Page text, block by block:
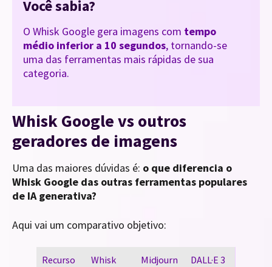
Você sabia?
O Whisk Google gera imagens com tempo
médio inferior a 10 segundos, tornando-se
uma das ferramentas mais rápidas de sua
categoria.
Whisk Google vs outros
geradores de imagens
Uma das maiores dúvidas é: o que diferencia o
Whisk Google das outras ferramentas populares
de IA generativa?
Aqui vai um comparativo objetivo:
Recurso
Whisk
Midjourn
DALL·E 3